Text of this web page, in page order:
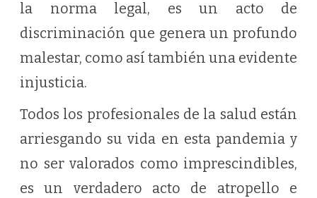
la norma legal, es un acto de
discriminación que genera un profundo
malestar, como así también una evidente
injusticia.
Todos los profesionales de la salud están
arriesgando su vida en esta pandemia y
no ser valorados como imprescindibles,
es un verdadero acto de atropello e